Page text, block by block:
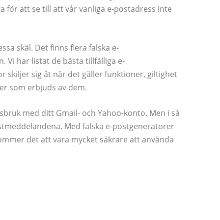
för att se till att vår vanliga e-postadress inte
skäl. Det finns flera falska e-
Vi har listat de bästa tillfälliga e-
skiljer sig åt när det gäller funktioner, giltighet
som erbjuds av dem.
med ditt Gmail- och Yahoo-konto. Men i så
Med falska e-postgeneratorer
det att vara mycket säkrare att använda